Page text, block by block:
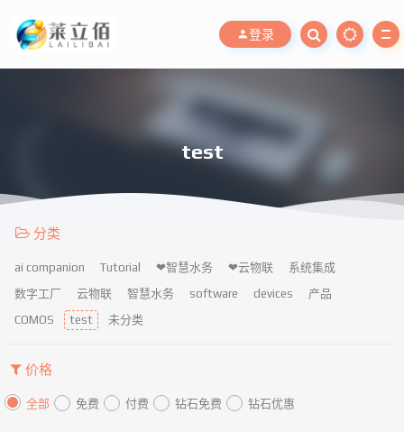
登录
test
分类
ai companion Tutorial ❤智慧水务 ❤云物联
系统集成
数字工厂
云物联 智慧水务 software devices
产品
COMOS
test 未分类
价格
全部 免费 付费 钻石免费 钻石优惠